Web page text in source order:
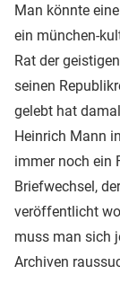
Man könnte
ein münchen-
Rat der
seinen
gelebt hat
Heinrich Mann
immer noch ein
Briefwechsel,
veröffentlicht
muss man sich
Archiven